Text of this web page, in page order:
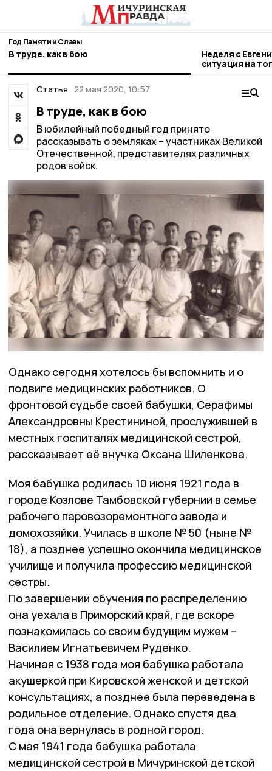
Год Памяти и Славы
В труде, как в бою
Неделя с
ситуация на
городе и
Статья 22 мая 2020, 10:57
В труде, как в бою
В юбилейный победный год принято
рассказывать о земляках – участниках Великой
Отечественной, представителях различных
родов войск.
Однако сегодня хотелось бы вспомнить и о
подвиге медицинских работников. О
фронтовой судьбе своей бабушки, Серафимы
Александровны Крестининой, прослужившей в
местных госпиталях медицинской сестрой,
рассказывает её внучка Оксана Шиленкова.
Моя бабушка родилась 10 июня 1921 года в
городе Козлове Тамбовской губернии в семье
рабочего паровозоремонтного завода и
домохозяйки. Училась в школе № 50 (ныне №
18), а позднее успешно окончила медицинское
училище и получила профессию медицинской
сестры.
По завершении обучения по распределению
она уехала в Приморский край, где вскоре
познакомилась со своим будущим мужем –
Василием Игнатьевичем Руденко.
Начиная с 1938 года моя бабушка работала
акушеркой при Кировской женской и детской
консультациях, а позднее была переведена в
родильное отделение. Однако спустя два
года она вернулась в родной город.
С мая 1941 года бабушка работала
медицинской сестрой в Мичуринской детской